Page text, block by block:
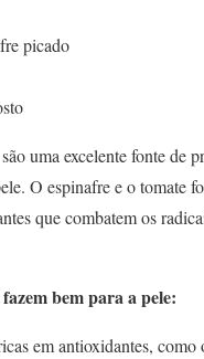
picado
uma excelente fonte de
O espinafre e o tomate
que combatem os
bem para a pele:
em antioxidantes, como